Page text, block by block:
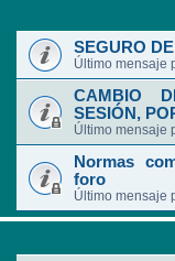
SEGURO
Último mensaje
CAMBIO
SESIÓN,
Último mensaje
Normas
foro
Último mensaje